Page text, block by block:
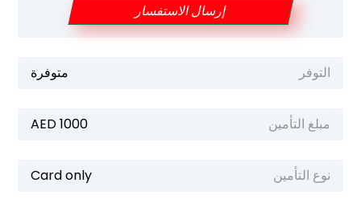
إرسال الاستفسار
التوفر متوفرة
مبلغ التأمين 1000 AED
نوع التأمين Card only